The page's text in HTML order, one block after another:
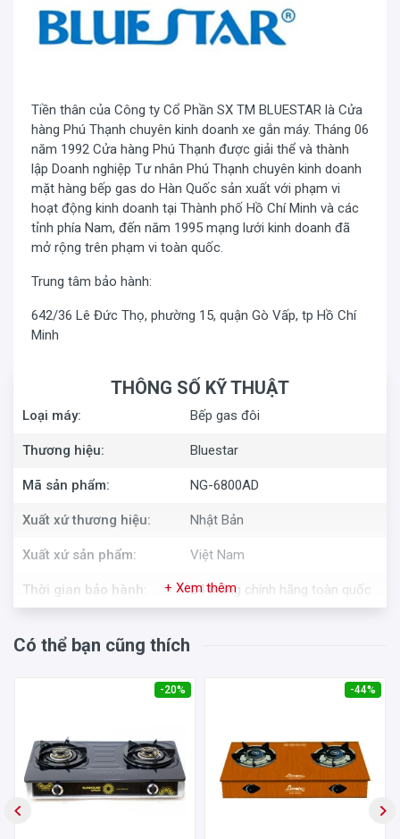
Tiền thân của Công ty Cổ Phần SX TM BLUESTAR là Cửa
hàng Phú Thạnh chuyên kinh doanh xe gắn máy. Tháng 06
năm 1992 Cửa hàng Phú Thạnh được giải thể và thành
lập Doanh nghiệp Tư nhân Phú Thạnh chuyên kinh doanh
mặt hàng bếp gas do Hàn Quốc sản xuất với phạm vi
hoạt động kinh doanh tại Thành phố Hồ Chí Minh và các
tỉnh phía Nam, đến năm 1995 mạng lưới kinh doanh đã
mở rộng trên phạm vi toàn quốc.
Trung tâm bảo hành:
642/36 Lê Đức Thọ, phường 15, quận Gò Vấp, tp Hồ Chí
Minh
THÔNG SỐ KỸ THUẬT
Loại máy: Bếp gas đôi
Thương hiệu: Bluestar
Mã sản phẩm: NG-6800AD
Xuất xứ thương hiệu: Nhật Bản
Xuất xứ sản phẩm: Việt Nam
Thời gian bảo hành: 24 tháng chính hãng toàn quốc
+ Xem thêm
Có thể bạn cũng thích
-20% -44%